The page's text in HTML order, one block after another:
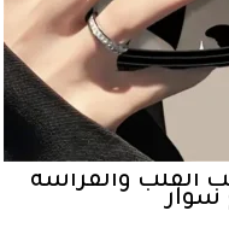
القلب والفراشة
سوار